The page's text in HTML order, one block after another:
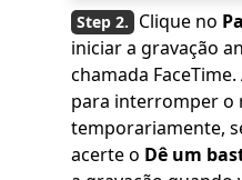
Clique no
iniciar a gravação
chamada
para interromper o
temporariamente,
acerte o Dê um